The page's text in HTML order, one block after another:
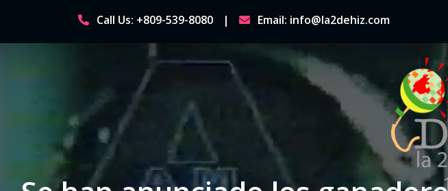
content
Call Us: +809-539-8080 Email: info@la2dehiz.com